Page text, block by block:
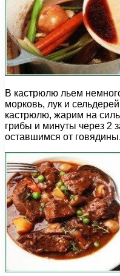
В кастрюлю льем
морковь, лук и
кастрюлю, жарим на
грибы и минуты через 2
оставшимся от говядины.